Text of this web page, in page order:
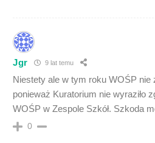
Jgr 9 lat temu
Niestety ale w tym roku WOŚP nie
ponieważ Kuratorium nie wyraziło
WOŚP w Zespole Szkół. Szkoda
0